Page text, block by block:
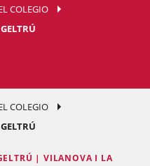
COLEGIO
COLEGIO
| VILANOVA I LA